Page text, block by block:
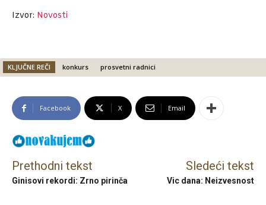
Izvor: Novosti
KLJUČNE REČI konkurs prosvetni radnici
Facebook X Email
Prethodni tekst
Ginisovi rekordi: Zrno pirinča
Sledeći tekst
Vic dana: Neizvesnost